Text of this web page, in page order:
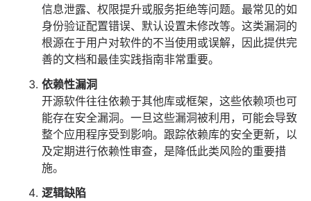
信息泄露、权限提升或服务拒绝等问题。最常见的如
身份验证配置错误、默认设置未修改等。这类漏洞的
根源在于用户对软件的不当使用或误解，因此提供完
善的文档和最佳实践指南非常重要。
依赖性漏洞
开源软件往往依赖于其他库或框架，这些依赖项也可
能存在安全漏洞。一旦这些漏洞被利用，可能会导致
整个应用程序受到影响。跟踪依赖库的安全更新，以
及定期进行依赖性审查，是降低此类风险的重要措
施。
逻辑缺陷